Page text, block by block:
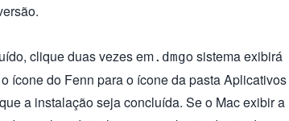
clique duas vezes em.dmgo sistema exibirá
ícone do Fenn para o ícone da pasta Aplicativos
a instalação seja concluída. Se o Mac exibir a